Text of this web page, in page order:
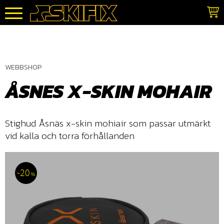
Meny
WEBBSHOP
ÅSNES X-SKIN MOHAIR
Stighud Åsnäs x-skin mohiair som passar utmärkt
vid kalla och torra förhållanden
20 %